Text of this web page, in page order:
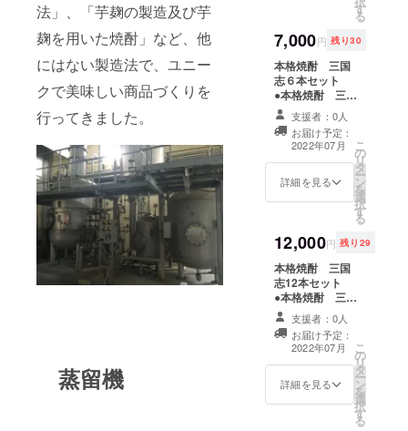
法」、「芋麹の製造及び芋
麹を用いた焼酎」など、他
にはない製造法で、ユニー
クで美味しい商品づくりを
行ってきました。
蒸留機
けませんので、
ご了承ください
す
る
7,000円 残り30
本格焼酎 三国
志６本セット
●本格焼酎 三国
志「劉備」
720ml 1本 ●
本格焼酎 三国
志「関羽」
720ml 1本 ●
本格焼酎 三国
志「諸葛亮」
720ml 1本 ●
本格焼酎 三国
志「曹操」
720ml 1本 ●
本格焼酎 三国
志「周瑜」
720ml 1本 ●
御礼のメール
はご支援いただ
けませんので、
支援者：0人
お届け予定：
2022年07月
詳細を見る
こ
の
リ
タ
ー
ン
を
選
択
す
る
12,000円 残り29
本格焼酎 三国
志12本セット
●本格焼酎 三国
志「劉備」
720ml 1本 ●
本格焼酎 三国
志「関羽」
720ml 1本 ●
本格焼酎 三国
支援者：0人
お届け予定：
2022年07月
詳細を見る
こ
の
リ
タ
ー
ン
を
選
択
す
る